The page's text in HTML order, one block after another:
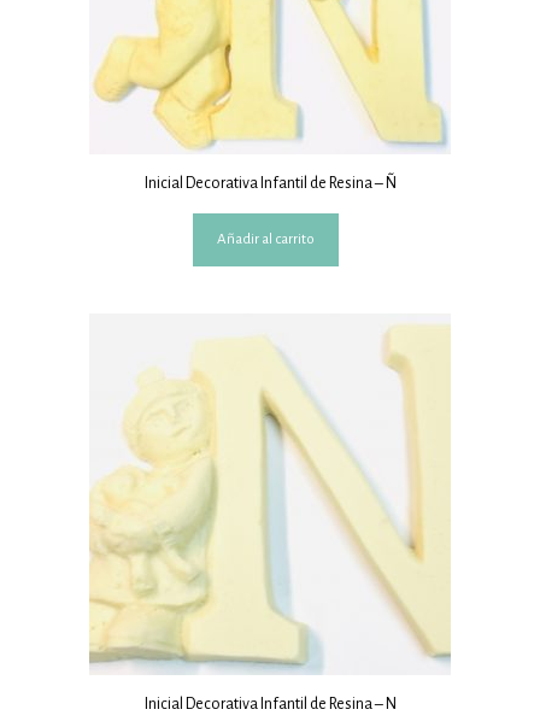
Inicial Decorativa Infantil de Resina – Ñ
Añadir al carrito
Inicial Decorativa Infantil de Resina – N